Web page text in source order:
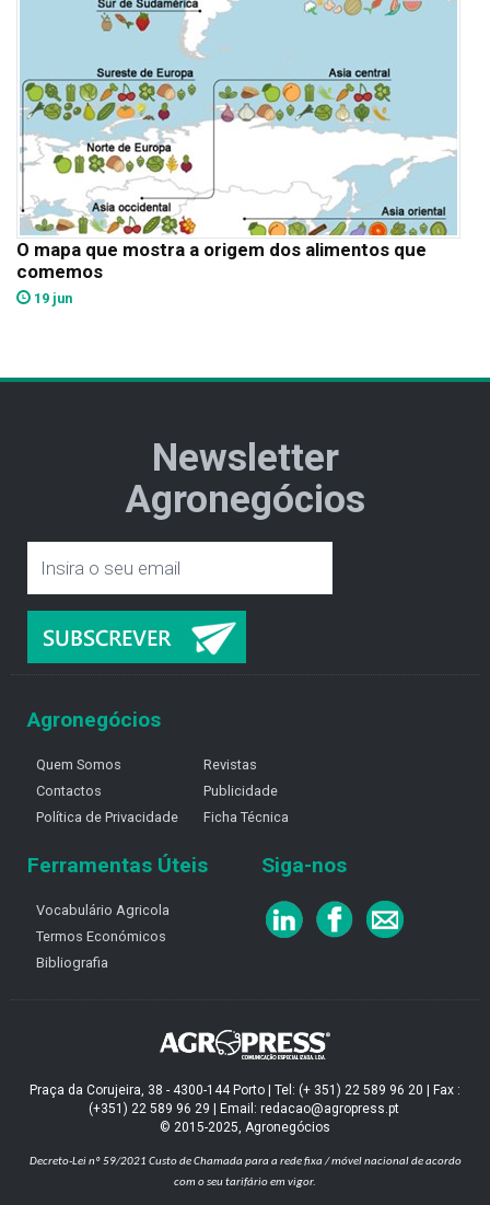
O mapa que mostra a origem dos alimentos que
comemos
19 jun
Newsletter
Agronegócios
Agronegócios
Quem Somos
Contactos
Política de Privacidade
Revistas
Publicidade
Ficha Técnica
Ferramentas Úteis
Vocabulário Agricola
Termos Económicos
Bibliografia
Siga-nos
Praça da Corujeira, 38 - 4300-144 Porto | Tel: (+ 351) 22 589 96 20 | Fax :
(+351) 22 589 96 29 | Email: redacao@agropress.pt
© 2015-2025, Agronegócios
Decreto-Lei nº 59/2021 Custo de Chamada para a rede fixa / móvel nacional de acordo
com o seu tarifário em vigor.